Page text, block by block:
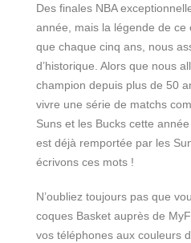
Des finales NBA
année, mais la légende de ce
que chaque cinq ans, nous
d’historique. Alors que nous
champion depuis plus de 50
vivre une série de matchs
Suns et les Bucks cette
est déjà remportée par les
écrivons ces mots !
N’oubliez toujours pas que
coques Basket auprès de
vos téléphones aux couleurs